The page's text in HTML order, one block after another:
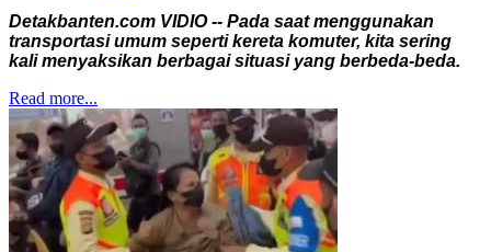
Detakbanten.com VIDIO -- Pada saat menggunakan
transportasi umum seperti kereta komuter, kita sering
kali menyaksikan berbagai situasi yang berbeda-beda.
Read more...